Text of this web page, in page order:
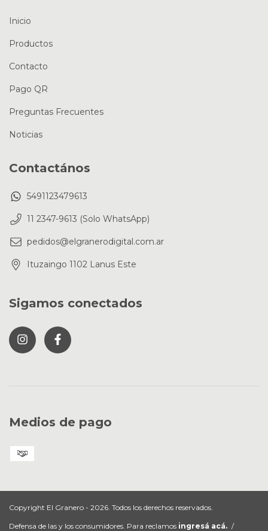
Inicio
Productos
Contacto
Pago QR
Preguntas Frecuentes
Noticias
Contactános
5491123479613
11 2347-9613 (Solo WhatsApp)
pedidos@elgranerodigital.com.ar
Ituzaingo 1102 Lanus Este
Sigamos conectados
Medios de pago
Copyright El Granero - 2026. Todos los derechos reservados.
Defensa de las y los consumidores. Para reclamos ingresá acá. /